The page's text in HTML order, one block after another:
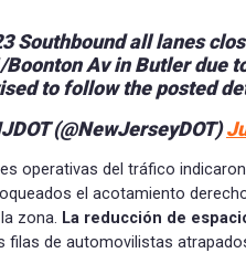
Southbound all lanes
Boonton Av in Butler due
to follow the posted
(@NewJerseyDOT)
operativas del tráfico
el acotamiento
zona. La reducción de
filas de automovilistas